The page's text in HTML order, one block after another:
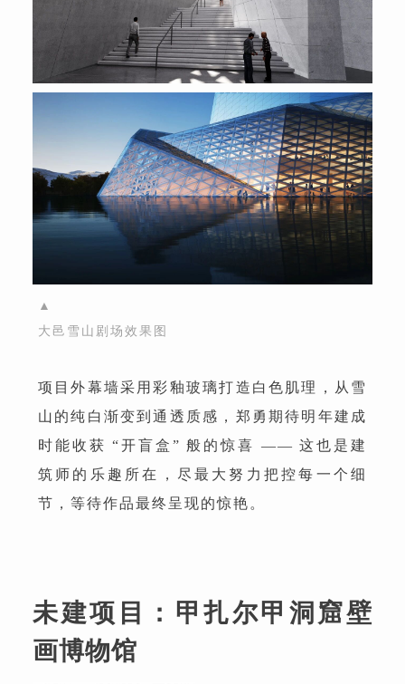
▲
大邑雪山剧场效果图
项目外幕墙采用彩釉玻璃打造白色肌理，从雪
山的纯白渐变到通透质感，郑勇期待明年建成
时能收获 “开盲盒” 般的惊喜 —— 这也是建
筑师的乐趣所在，尽最大努力把控每一个细
节，等待作品最终呈现的惊艳。
未建项目： 甲扎尔甲洞窟壁
画博物馆